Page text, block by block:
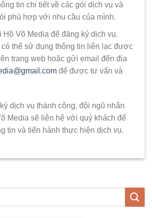
tin chi tiết về các gói dịch vụ và
phù hợp với nhu cầu của mình.
Hồ Võ Media để đăng ký dịch vụ.
có thể sử dụng thông tin liên lạc được
trang web hoặc gửi email đến địa
để được tư vấn và
dịch vụ thành công, đội ngũ nhân
Media sẽ liên hệ với quý khách để
tin và tiến hành thực hiện dịch vụ.